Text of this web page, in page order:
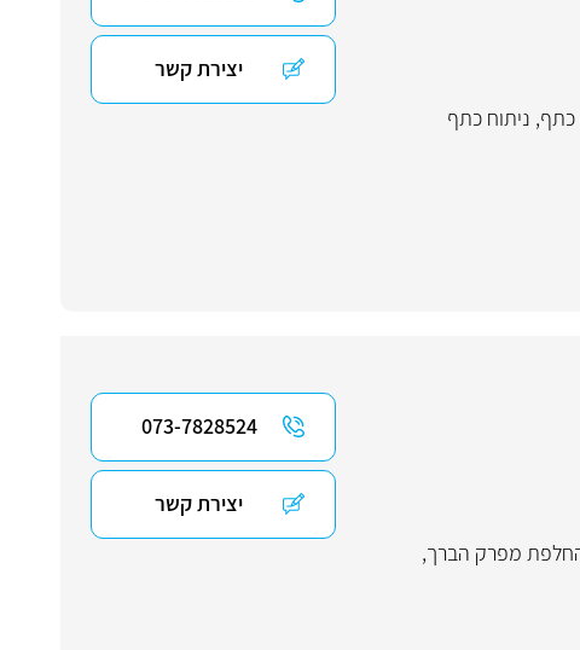
כתף, ניתוח כתף
יצירת קשר
מפרק הברך,
073-7828524
יצירת קשר